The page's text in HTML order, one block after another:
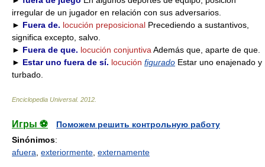
irregular de un jugador en relación con sus adversarios.
► Fuera de. locución preposicional Precediendo a sustantivos,
significa excepto, salvo.
► Fuera de que. locución conjuntiva Además que, aparte de que.
► Estar uno fuera de sí. locución figurado Estar uno enajenado y
turbado.
Enciclopedia Universal. 2012
Игры ⚽
Поможем решить контрольную работу
Sinónimos:
afuera exteriormente externamente